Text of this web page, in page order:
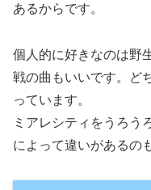
あるからです。
個人的に好きなのは野
戦の曲もいいです。ど
っています。
ミアレシティをうろ
によって違いがあるの